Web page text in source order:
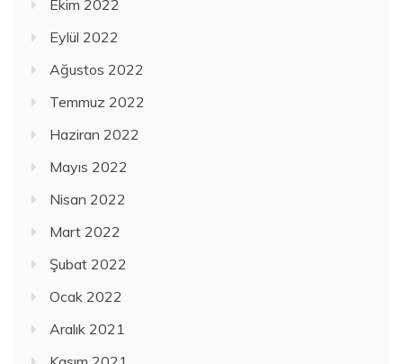
Ekim 2022
Eylül 2022
Ağustos 2022
Temmuz 2022
Haziran 2022
Mayıs 2022
Nisan 2022
Mart 2022
Şubat 2022
Ocak 2022
Aralık 2021